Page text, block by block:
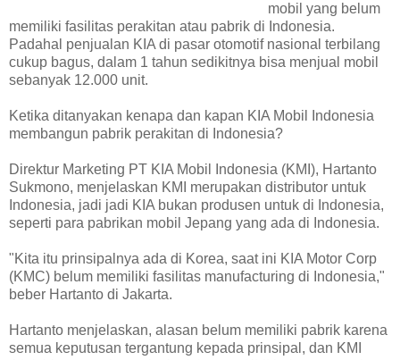
mobil yang belum
memiliki fasilitas perakitan atau pabrik di Indonesia.
Padahal penjualan KIA di pasar otomotif nasional terbilang
cukup bagus, dalam 1 tahun sedikitnya bisa menjual mobil
sebanyak 12.000 unit.
Ketika ditanyakan kenapa dan kapan KIA Mobil Indonesia
membangun pabrik perakitan di Indonesia?
Direktur Marketing PT KIA Mobil Indonesia (KMI), Hartanto
Sukmono, menjelaskan KMI merupakan distributor untuk
Indonesia, jadi jadi KIA bukan produsen untuk di Indonesia,
seperti para pabrikan mobil Jepang yang ada di Indonesia.
"Kita itu prinsipalnya ada di Korea, saat ini KIA Motor Corp
(KMC) belum memiliki fasilitas manufacturing di Indonesia,"
beber Hartanto di Jakarta.
Hartanto menjelaskan, alasan belum memiliki pabrik karena
semua keputusan tergantung kepada prinsipal, dan KMI